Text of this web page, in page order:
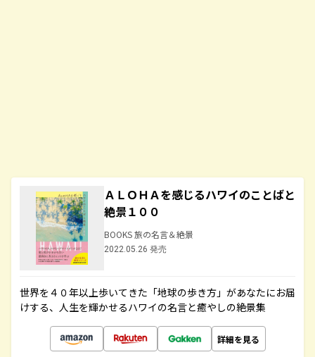
ＡＬＯＨＡを感じるハワイのことばと
絶景１００
BOOKS 旅の名言＆絶景
2022.05.26 発売
世界を４０年以上歩いてきた「地球の歩き方」があなたにお届
けする、人生を輝かせるハワイの名言と癒やしの絶景集
詳細を見る